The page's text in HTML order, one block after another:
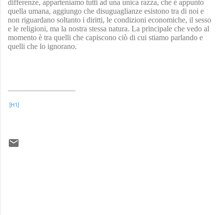
differenze, apparteniamo tutti ad una unica razza, che è appunto
quella umana, aggiungo che disuguaglianze esistono tra di noi e
non riguardano soltanto i diritti, le condizioni economiche, il sesso
e le religioni, ma la nostra stessa natura. La principale che vedo al
momento è tra quelli che capiscono ciò di cui stiamo parlando e
quelli che lo ignorano.
[H1]